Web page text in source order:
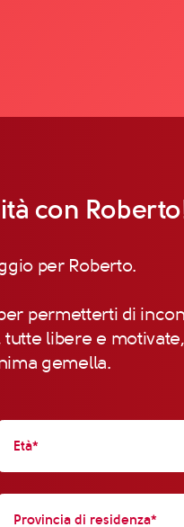
con
per Roberto.
permetterti di
libere e
gemella.